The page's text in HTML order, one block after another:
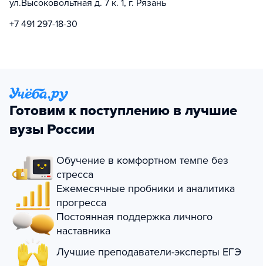
ул.Высоковольтная д. 7 к. 1, г. Рязань
+7 491 297-18-30
Готовим к поступлению в лучшие
вузы России
Обучение в комфортном темпе без
стресса
Ежемесячные пробники и аналитика
прогресса
Постоянная поддержка личного
наставника
Лучшие преподаватели-эксперты ЕГЭ